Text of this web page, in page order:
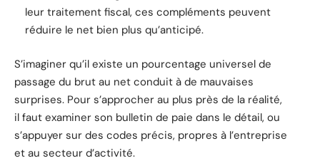
leur traitement fiscal, ces compléments peuvent
réduire le net bien plus qu’anticipé.
S’imaginer qu’il existe un pourcentage universel de
passage du brut au net conduit à de mauvaises
surprises. Pour s’approcher au plus près de la réalité,
il faut examiner son bulletin de paie dans le détail, ou
s’appuyer sur des codes précis, propres à l’entreprise
et au secteur d’activité.